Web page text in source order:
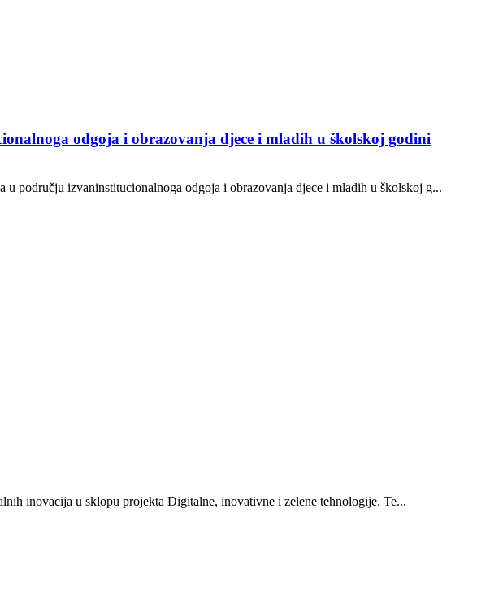
odgoja i obrazovanja djece i mladih u školskoj godini
području izvaninstitucionalnoga odgoja i obrazovanja djece i mladih u školskoj g...
inovacija u sklopu projekta Digitalne, inovativne i zelene tehnologije. Te...